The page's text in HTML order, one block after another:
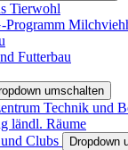
Tierwohl
Programm
Futterbau
umschalten
Technik und
ländl. Räume
Clubs
Dropdown